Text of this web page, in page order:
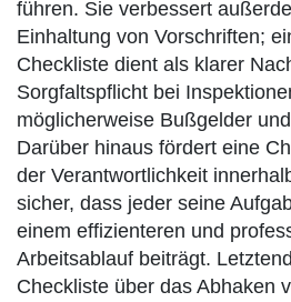
führen. Sie verbessert
Einhaltung von Vorschriften;
Checkliste dient als klarer
Sorgfaltspflicht bei
möglicherweise Bußgelder
Darüber hinaus fördert eine
der Verantwortlichkeit
sicher, dass jeder seine
einem effizienteren und
Arbeitsablauf beiträgt.
Checkliste über das Abhaken